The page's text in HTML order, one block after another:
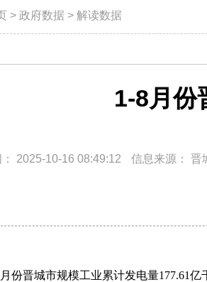
> 政府数据 > 解读数据
1-8月份
2025-10-16 08:49:12 信息来源： 晋
份晋城市规模工业累计发电量177.61